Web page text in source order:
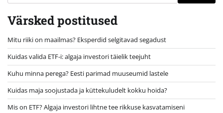
Värsked postitused
Mitu riiki on maailmas? Eksperdid selgitavad segadust
Kuidas valida ETF-i: algaja investori täielik teejuht
Kuhu minna perega? Eesti parimad muuseumid lastele
Kuidas maja soojustada ja küttekuludelt kokku hoida?
Mis on ETF? Algaja investori lihtne tee rikkuse kasvatamiseni